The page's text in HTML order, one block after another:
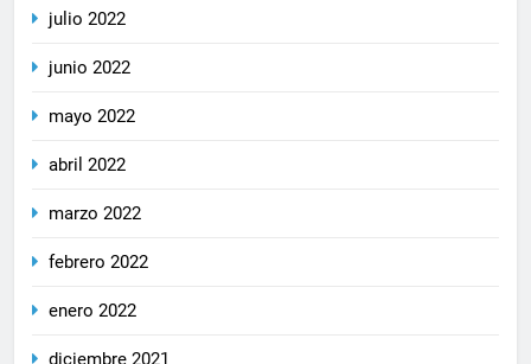
julio 2022
junio 2022
mayo 2022
abril 2022
marzo 2022
febrero 2022
enero 2022
diciembre 2021